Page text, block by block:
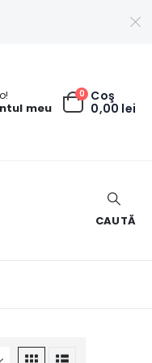
meu
0 Coş
0,00 lei
CAUTĂ